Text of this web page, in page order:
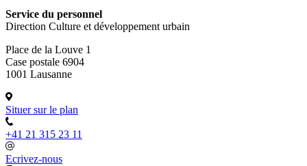
Service du personnel
Direction Culture et développement urbain
Place de la Louve 1
Case postale 6904
1001 Lausanne
Situer sur le plan
+41 21 315 23 11
Ecrivez-nous